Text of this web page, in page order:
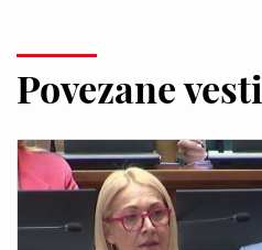
Povezane vesti